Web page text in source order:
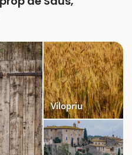
Vilopriu